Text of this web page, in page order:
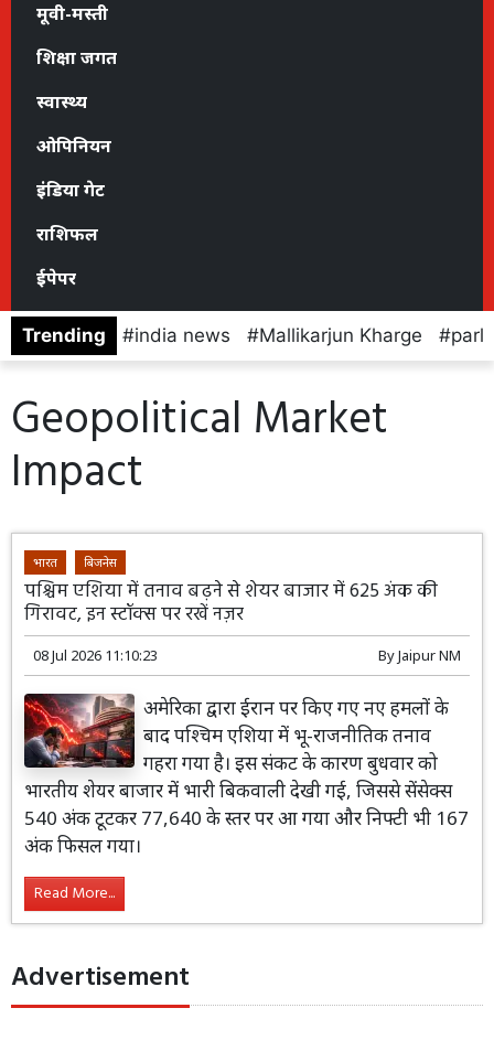
मूवी-मस्ती
शिक्षा जगत
स्वास्थ्य
ओपिनियन
इंडिया गेट
राशिफल
ईपेपर
Trending india news Mallikarjun Kharge
Geopolitical Market
Impact
भारत बिजनेस
पश्चिम एशिया में तनाव बढ़ने से शेयर बाजार में 625 अंक की​
गिरावट, इन स्टॉक्स पर रखें नज़र
08 Jul 2026 11:10:23 ByJaipur NM
अमेरिका द्वारा ईरान पर किए गए नए हमलों के
बाद पश्चिम एशिया में भू-राजनीतिक तनाव
गहरा गया है। इस संकट के कारण बुधवार को
भारतीय शेयर बाजार में भारी बिकवाली देखी गई, जिससे सेंसेक्स
540 अंक टूटकर 77,640 के स्तर पर आ गया और निफ्टी भी 167
अंक फिसल गया।
Read More...
Advertisement